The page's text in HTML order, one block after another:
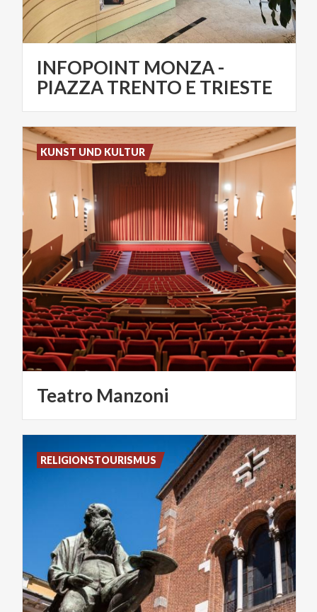
INFOPOINT MONZA -
PIAZZA TRENTO E TRIESTE
Teatro Manzoni
KUNST UND KULTUR
RELIGIONSTOURISMUS